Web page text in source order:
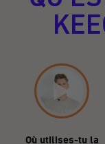
Où utilises-tu la